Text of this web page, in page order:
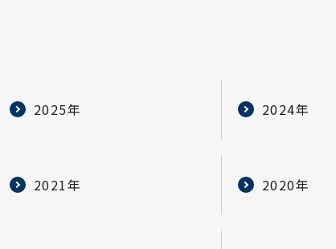
2025年 2024年
2021年 2020年